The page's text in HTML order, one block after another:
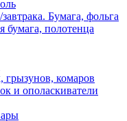
Бумага, фольга
бумага, полотенца
грызунов, комаров
и ополаскиватели